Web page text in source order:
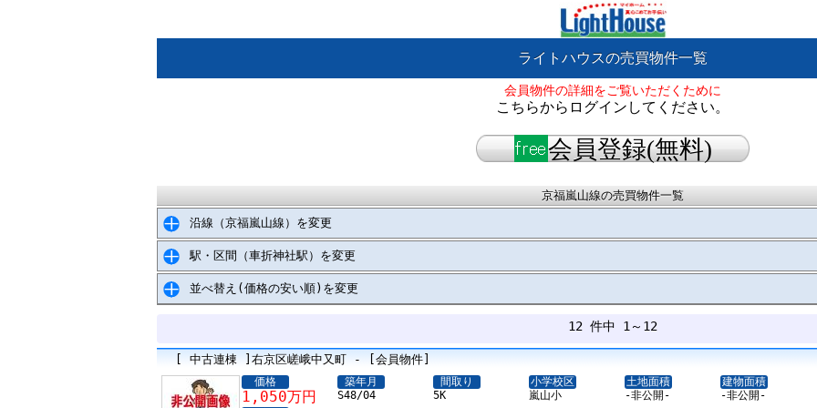
ライトハウスの売買物件一覧
会員物件の詳細をご覧いただくために
こちらからログインしてください。
会員登録(無料)
京福嵐山線の売買物件一覧
沿線（京福嵐山線）を変更
駅・区間（車折神社駅）を変更
並べ替え(価格の安い順)を変更
12 件中 1～12
[ 中古連棟 ]右京区嵯峨中又町 - [会員物件]
価格
1,050万円
築年月
S48/04
間取り
5K
小学校区
嵐山小
土地面積
-非公開-
建物面積
-非公開-